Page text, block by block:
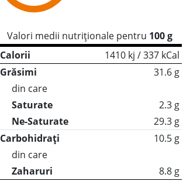
Valori medii nutriționale pentru 100 g
Calorii
1410 kj / 337 kCal
Grăsimi
31.6 g
din care
Saturate
2.3 g
Ne-Saturate
29.3 g
Carbohidrați
10.5 g
din care
Zaharuri
8.8 g